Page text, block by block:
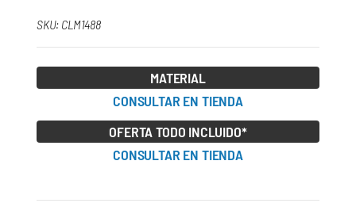
SKU: CLM1488
MATERIAL
CONSULTAR EN TIENDA
OFERTA TODO INCLUIDO*
CONSULTAR EN TIENDA